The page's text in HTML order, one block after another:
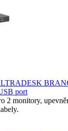
port
2 monitory,